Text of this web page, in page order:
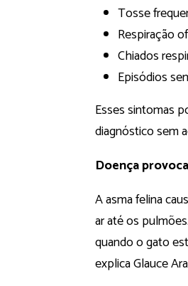
Tosse
Respiração
Chiados
Episódios
Esses sintomas
diagnóstico sem
Doença
A asma felina
ar até os
quando o gato
explica Glauce